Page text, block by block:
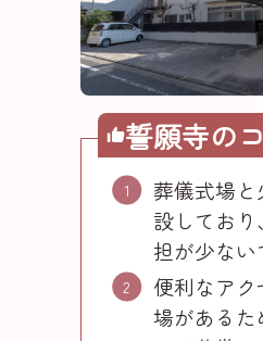
誓願寺の
葬儀式場
設しており
担が少ない
便利なア
場がある